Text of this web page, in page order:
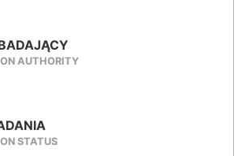
AUTHORITY
STATUS